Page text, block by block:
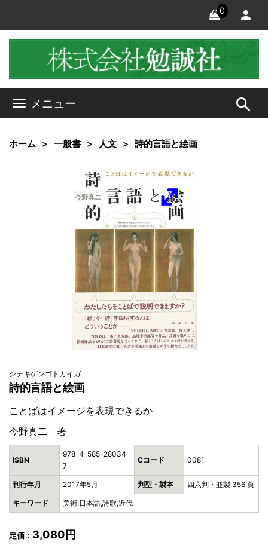
0
メニュー search
ホーム 一般書 人文 詩的言語と絵画
シテキゲンゴトカイガ
詩的言語と絵画
ことばはイメージを表現できるか
今野真二 著
ISBN
978-4-585-28034-
7
Cコード 0081
刊行年月 2017年5月 判型・製本 四六判・並製 356 頁
キーワード 美術,日本語,詩歌,近代
定価： 3,080円